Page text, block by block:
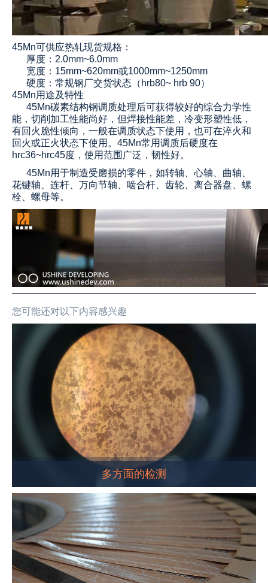
45Mn可供应热轧现货规格：
厚度：2.0mm~6.0mm
宽度：15mm~620mm或1000mm~1250mm
硬度：常规钢厂交货状态（hrb80~ hrb 90）
45Mn用途及特性
45Mn碳素结构钢调质处理后可获得较好的综合力学性
能，切削加工性能尚好，但焊接性能差，冷变形塑性低，
有回火脆性倾向，一般在调质状态下使用，也可在淬火和
回火或正火状态下使用。 45Mn常用调质后硬度在
hrc36~hrc45度，使用范围广泛，韧性好。
45Mn用于制造受磨损的零件，如转轴、心轴、曲轴、
花键轴、连杆、万向节轴、啮合杆、齿轮、离合器盘、螺
栓、螺母等。
您可能还对以下内容感兴趣
多方面的检测